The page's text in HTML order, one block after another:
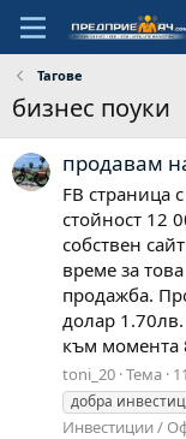
Тагове
бизнес поуки
продавам
FB страница
стойност 12
собствен
време за
продажба.
долар
към момента
toni_20 Тема
добра
Инвестиции /